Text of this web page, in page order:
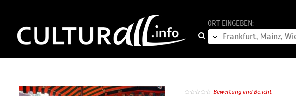
ORT EINGEBEN:
Bewertung und Bericht